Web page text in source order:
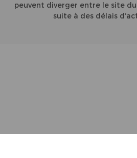
peuvent diverger entre le site du
suite à des délais